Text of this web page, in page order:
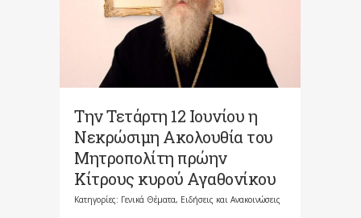
Την Τετάρτη 12 Ιουνίου η
Νεκρώσιμη Ακολουθία του
Μητροπολίτη πρώην
Κίτρους κυρού Αγαθονίκου
Κατηγορίες: Γενικά Θέματα, Ειδήσεις και Ανακοινώσεις